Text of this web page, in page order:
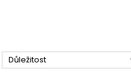
Důležitost